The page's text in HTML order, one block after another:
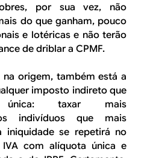
por sua vez, não
do que ganham, pouco
e lotéricas e não terão
de driblar a CPMF.
origem, também está a
imposto indireto que
taxar mais
indivíduos que mais
iniquidade se repetirá no
com alíquota única e